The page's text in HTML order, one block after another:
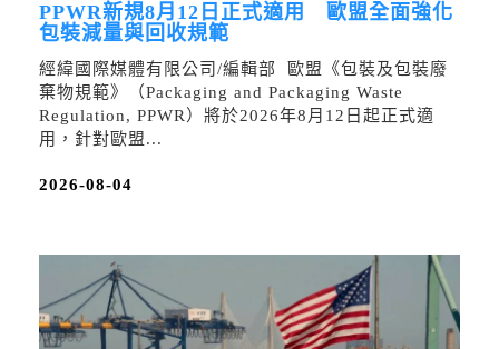
PPWR新規8月12日正式適用 歐盟全面強化
包裝減量與回收規範
經緯國際媒體有限公司/編輯部 歐盟《包裝及包裝廢
棄物規範》（Packaging and Packaging Waste
Regulation, PPWR）將於2026年8月12日起正式適
用，針對歐盟...
2026-08-04